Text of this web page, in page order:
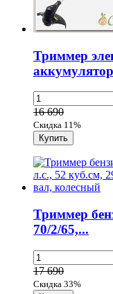
Триммер
16 690
Скидка 11%
Триммер
70/2/65,...
17 690
Скидка 33%